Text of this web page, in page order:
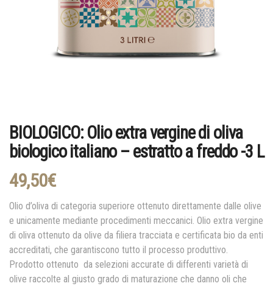
BIOLOGICO: Olio extra vergine di oliva
biologico italiano – estratto a freddo -3 L
49,50€
Olio d’oliva di categoria superiore ottenuto direttamente dalle olive
e unicamente mediante procedimenti meccanici. Olio extra vergine
di oliva ottenuto da olive da filiera tracciata e certificata bio da enti
accreditati, che garantiscono tutto il processo produttivo.
Prodotto ottenuto da selezioni accurate di differenti varietà di
olive raccolte al giusto grado di maturazione che danno oli che